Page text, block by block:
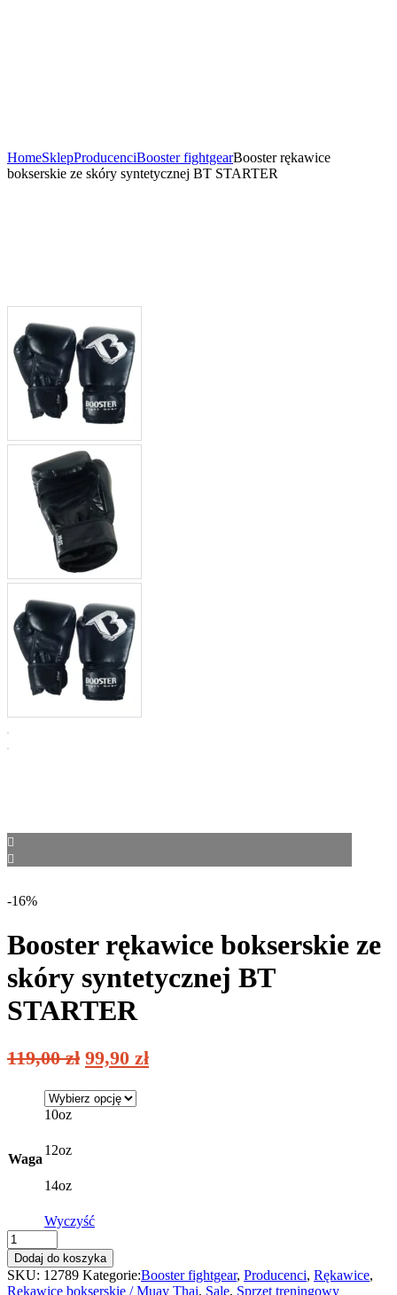
HomeSklepProducenciBooster fightgearBooster rękawice
bokserskie ze skóry syntetycznej BT STARTER
-16%
Booster rękawice bokserskie ze
skóry syntetycznej BT
STARTER
119,00zł 99,90 zł
Waga
10oz
12oz
14oz
Wyczyść
Booster
rękawice
bokserskie
ze
Dodaj do koszyka
SKU: 12789 Kategorie:Booster fightgear, Producenci, Rękawice,
Rękawice bokserskie / Muay Thai, Sale, Sprzęt treningowy